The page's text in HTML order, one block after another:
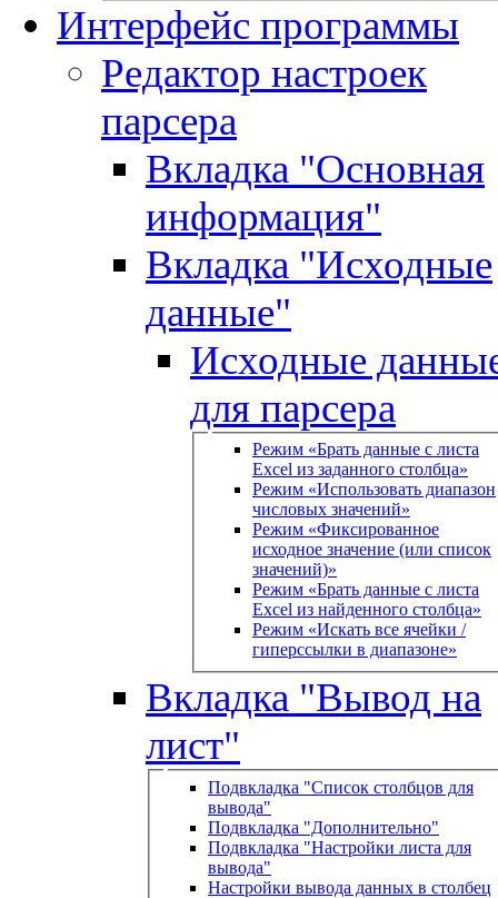
Интерфейс программы
Редактор настроек
парсера
Вкладка "Основная
информация"
Вкладка "Исходные
данные"
Исходные
для парсера
Режим «Брать данные с листа
Excel из заданного столбца»
Режим «Использовать диапазон
числовых значений»
Режим «Фиксированное
исходное значение (или список
значений)»
Режим «Брать данные с листа
Excel из найденного столбца»
Режим «Искать все ячейки /
гиперссылки в диапазоне»
Вкладка "Вывод на
лист"
Подвкладка "Список столбцов для
вывода"
Подвкладка "Дополнительно"
Подвкладка "Настройки листа для
вывода"
Настройки вывода данных в столбец